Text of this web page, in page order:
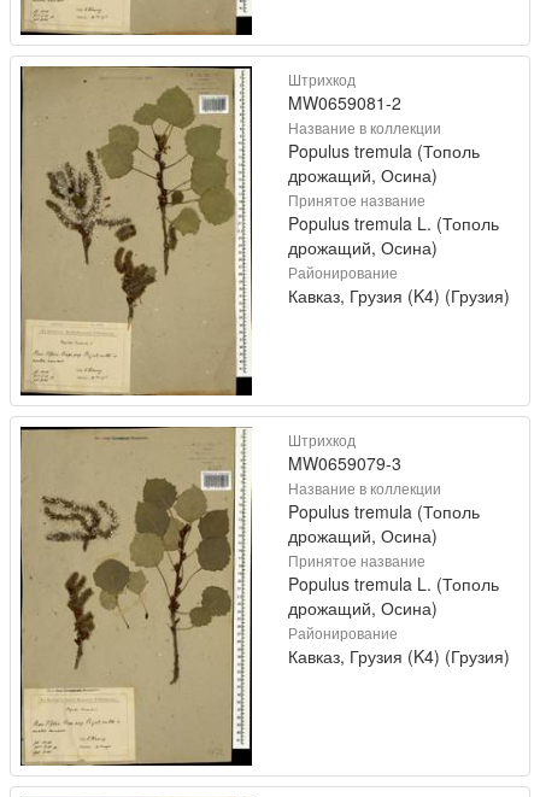
Штрихкод
MW0659081-2
Название в коллекции
Populus tremula (Тополь
дрожащий, Осина)
Принятое название
Populus tremula L. (Тополь
дрожащий, Осина)
Районирование
Кавказ, Грузия (K4) (Грузия)
Штрихкод
MW0659079-3
Название в коллекции
Populus tremula (Тополь
дрожащий, Осина)
Принятое название
Populus tremula L. (Тополь
дрожащий, Осина)
Районирование
Кавказ, Грузия (K4) (Грузия)